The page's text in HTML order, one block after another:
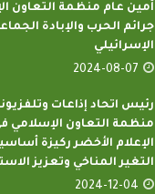
أمين عام منظمة التعاون
جرائم الحرب والإبادة
الإسرائيلي
2024-08-07
رئيس اتحاد إذاعات
الإعلام الأخضر ركيزة
التغير المناخي وتعزيز
2024-12-04